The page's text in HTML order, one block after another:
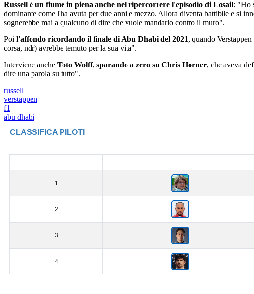
Russell è un fiume in piena anche nel ripercorrere l'episodio di Losail: "Ho
dominante come l'ha avuta per due anni e mezzo. Allora diventa battibile e si
sognerebbe mai a qualcuno di dire che vuole mandarlo contro il muro".
Poi l'affondo ricordando il finale di Abu Dhabi del 2021, quando
corsa, ndr) avrebbe temuto per la sua vita".
Interviene anche Toto Wolff, sparando a zero su Chris Horner, che aveva
dire una parola su tutto".
russell
verstappen
f1
abu dhabi